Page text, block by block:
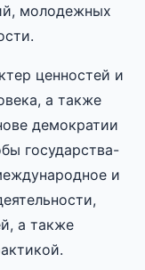
молодежных
ценностей и
а также
демократии
государства-
и
а также